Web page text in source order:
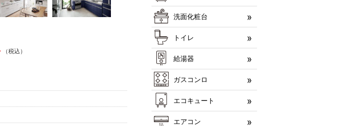
洗面化粧台
トイレ
給湯器
ガスコンロ
エコキュート
エアコン